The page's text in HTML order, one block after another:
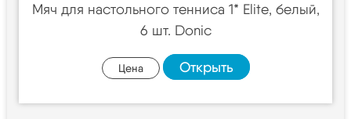
Мяч для настольного тенниса 1* Elite, белый,
6 шт. Donic
Цена Открыть